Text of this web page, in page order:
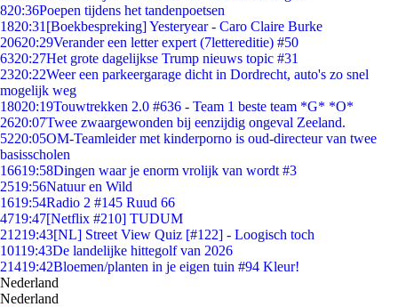
820:36Poepen tijdens het tandenpoetsen
1820:31 [Boekbespreking] Yesteryear - Caro Claire Burke
20620:29Verander een letter expert (7lettereditie) #50
6320:27Het grote dagelijkse Trump nieuws topic #31
2320:22Weer een parkeergarage dicht in Dordrecht, auto's zo snel
mogelijk weg
18020:19Touwtrekken 2.0 #636 - Team 1 beste team *G* *O*
2620:07Twee zwaargewonden bij eenzijdig ongeval Zeeland.
5220:05OM-Teamleider met kinderporno is oud-directeur van twee
basisscholen
16619:58Dingen waar je enorm vrolijk van wordt #3
2519:56Natuur en Wild
1619:54Radio 2 #145 Ruud 66
4719:47[Netflix #210] TUDUM
21219:43[NL] Street View Quiz [#122] - Loogisch toch
10119:43De landelijke hittegolf van 2026
21419:42Bloemen/planten in je eigen tuin #94 Kleur!
Nederland
Nederland